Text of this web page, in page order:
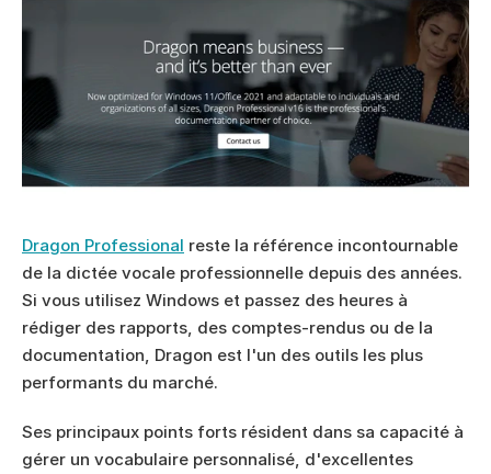
Dragon Professional reste la référence incontournable
de la dictée vocale professionnelle depuis des années.
Si vous utilisez Windows et passez des heures à
rédiger des rapports, des comptes-rendus ou de la
documentation, Dragon est l'un des outils les plus
performants du marché.
Ses principaux points forts résident dans sa capacité à
gérer un vocabulaire personnalisé, d'excellentes